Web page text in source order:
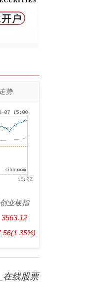
势
创业板指
3563.12
(1.35%)
在线股票